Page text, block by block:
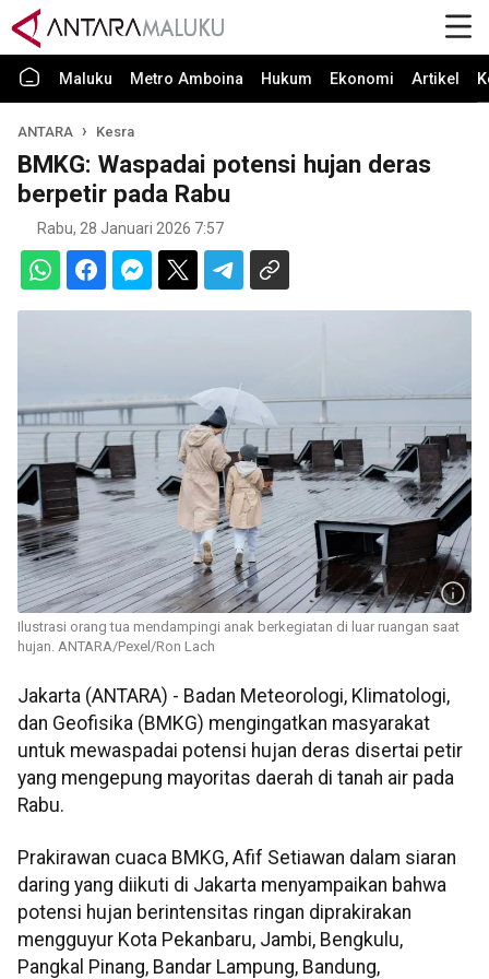
Maluku Metro Amboina Hukum Ekonomi Artikel
ANTARA Kesra
BMKG: Waspadai potensi hujan deras
berpetir pada Rabu
Rabu, 28 Januari 2026 7:57
Ilustrasi orang tua mendampingi anak berkegiatan di luar ruangan saat
hujan. ANTARA/Pexel/Ron Lach
Jakarta (ANTARA) - Badan Meteorologi, Klimatologi,
dan Geofisika (BMKG) mengingatkan masyarakat
untuk mewaspadai potensi hujan deras disertai petir
yang mengepung mayoritas daerah di tanah air pada
Rabu.
Prakirawan cuaca BMKG, Afif Setiawan dalam siaran
daring yang diikuti di Jakarta menyampaikan bahwa
potensi hujan berintensitas ringan diprakirakan
mengguyur Kota Pekanbaru, Jambi, Bengkulu,
Pangkal Pinang, Bandar Lampung, Bandung,